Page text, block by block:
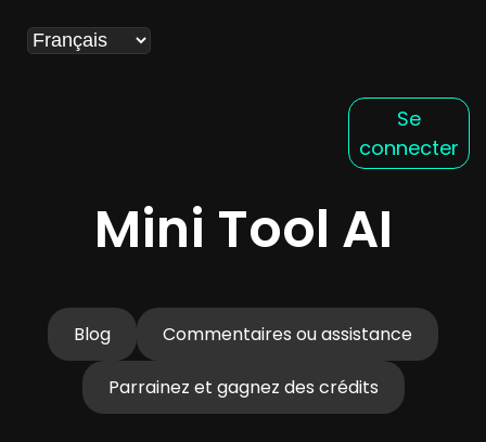
Se
connecter
Mini Tool AI
Blog Commentaires ou assistance
Parrainez et gagnez des crédits